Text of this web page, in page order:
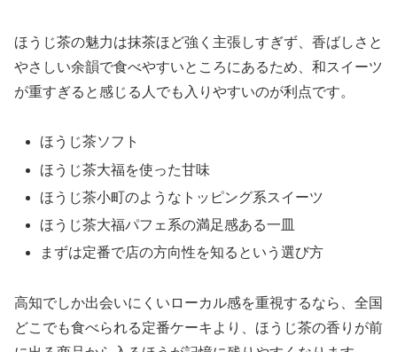
ほうじ茶の魅力は抹茶ほど強く主張しすぎず、香ばしさと
やさしい余韻で食べやすいところにあるため、和スイーツ
が重すぎると感じる人でも入りやすいのが利点です。
ほうじ茶ソフト
ほうじ茶大福を使った甘味
ほうじ茶小町のようなトッピング系スイーツ
ほうじ茶大福パフェ系の満足感ある一皿
まずは定番で店の方向性を知るという選び方
高知でしか出会いにくいローカル感を重視するなら、全国
どこでも食べられる定番ケーキより、ほうじ茶の香りが前